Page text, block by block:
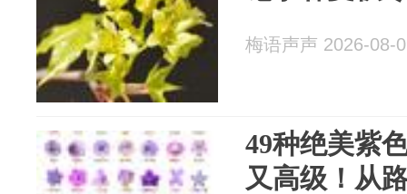
梅语声声 2026-08-
49种绝美紫
又高级！从